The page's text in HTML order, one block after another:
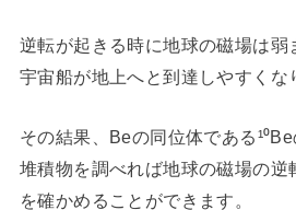
逆転が起きる時に地球の磁場は弱
宇宙船が地上へと到達しやすくな
その結果、Beの同位体である¹⁰Be
堆積物を調べれば地球の磁場の逆
を確かめることができます。